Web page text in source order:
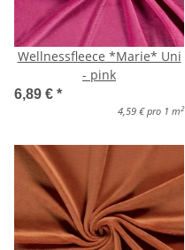
Wellnessfleece *Marie* Uni
- pink
6,89 € *
4,59 € pro 1 m 2